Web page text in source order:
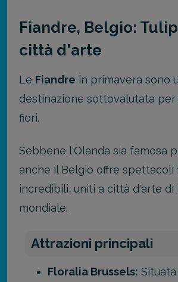
Fiandre, Belgio:
città d'arte
Le Fiandre in primavera sono
destinazione sottovalutata per
fiori.
Sebbene l'Olanda sia famosa
anche il Belgio offre spettacoli
incredibili, uniti a città d'arte di
mondiale.
Attrazioni principali
Floralia Brussels: